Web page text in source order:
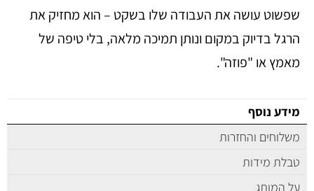
שפשוט עושה את העבודה שלו בשקט – הוא מחזיק את
הרגל בדיוק במקום ונותן תמיכה מלאה, בלי טיפה של
מאמץ או "פוזה".
מידע נוסף
משלוחים והחזרות
טבלת מידות
על המותג